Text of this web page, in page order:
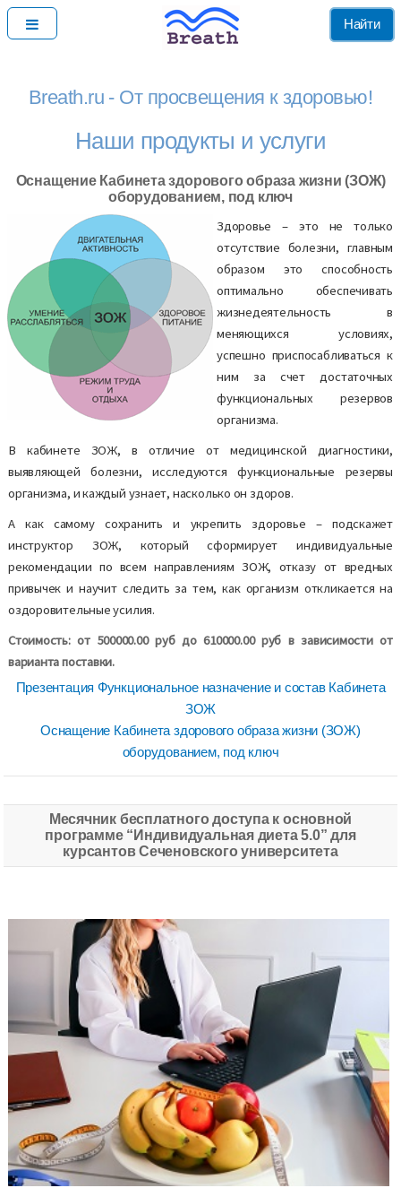
Найти
Breath.ru - От просвещения к здоровью!
Наши продукты и услуги
Оснащение Кабинета здорового образа жизни (ЗОЖ)
оборудованием, под ключ
Здоровье – это не только
отсутствие болезни, главным
образом это способность
оптимально обеспечивать
жизнедеятельность в
меняющихся условиях,
успешно приспосабливаться к
ним за счет достаточных
функциональных резервов
организма.
В кабинете ЗОЖ, в отличие от медицинской диагностики,
выявляющей болезни, исследуются функциональные резервы
организма, и каждый узнает, насколько он здоров.
А как самому сохранить и укрепить здоровье – подскажет
инструктор ЗОЖ, который сформирует индивидуальные
рекомендации по всем направлениям ЗОЖ, отказу от вредных
привычек и научит следить за тем, как организм откликается на
оздоровительные усилия.
Стоимость: от 500000.00 руб до 610000.00 руб в зависимости от
варианта поставки.
Презентация Функциональное назначение и состав Кабинета
ЗОЖ
Оснащение Кабинета здорового образа жизни (ЗОЖ)
оборудованием, под ключ
Месячник бесплатного доступа к основной
программе “Индивидуальная диета 5.0” для
курсантов Сеченовского университета